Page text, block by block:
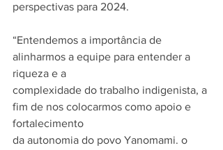
perspectivas para 2024.
“Entendemos a importância de
alinharmos a equipe para entender a
riqueza e a
complexidade do trabalho indigenista, a
fim de nos colocarmos como apoio e
fortalecimento
da autonomia do povo Yanomami. o